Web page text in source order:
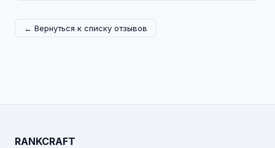
← Вернуться к списку отзывов
RANKCRAFT